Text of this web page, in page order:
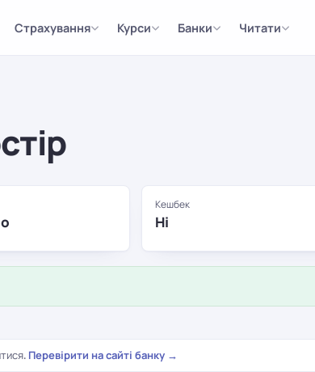
Страхування Курси Банки Читати
Кешбек
Ні
Перевірити на сайті банку →